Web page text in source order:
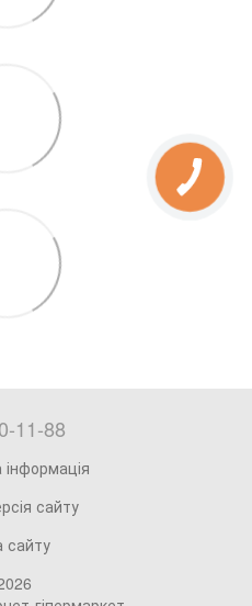
11-88
сайту
сайту